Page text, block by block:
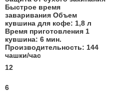
Быстрое время
заваривания Объем
кувшина для кофе: 1,8 л
Время приготовления 1
кувшина: 6 мин.
Производительность: 144
чашки/час
12
6